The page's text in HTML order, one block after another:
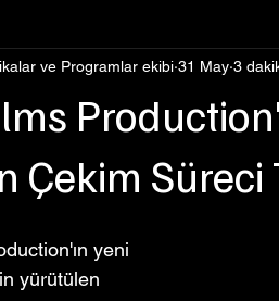
Çekim Süreci
ve Programlar ekibi 31 May 3
yeni
yürütülen